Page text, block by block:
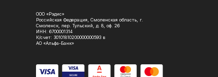
ООО «Рэдис»
Российская Федерация, Смоленская область, г.
Смоленск, пер. Тульский, д. 8, оф. 26
ИНН: 6700001314
К/счет: 30101810200000000593 в
АО «Альфа-Банк»